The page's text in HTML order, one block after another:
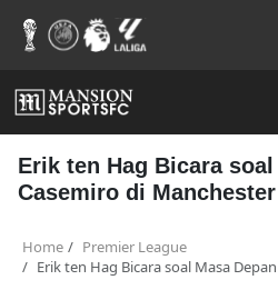
Erik ten Hag Bicara soal
Casemiro di
Home
Premier League
Erik ten Hag Bicara soal Masa Depan